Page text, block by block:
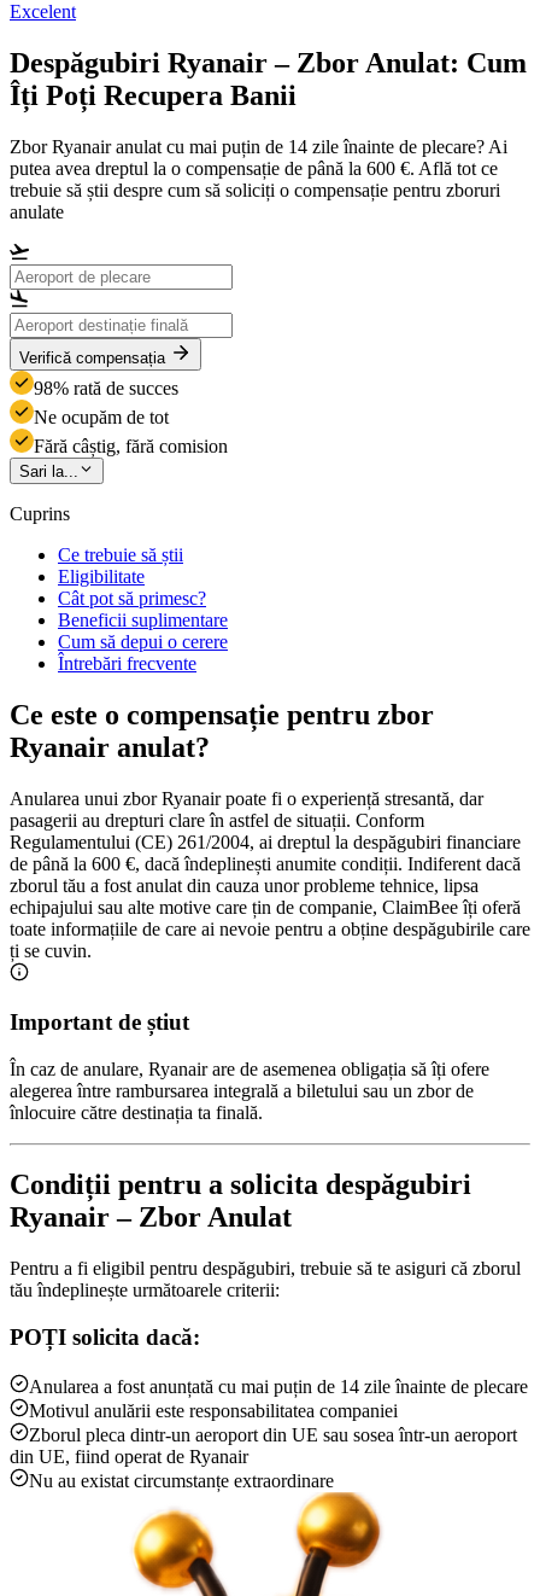
Excelent
Despăgubiri Ryanair – Zbor Anulat: Cum
Îți Poți Recupera Banii
Zbor Ryanair anulat cu mai puțin de 14 zile înainte de plecare? Ai
putea avea dreptul la o compensație de până la 600 €. Află tot ce
trebuie să știi despre cum să soliciți o compensație pentru zboruri
anulate
Verifică compensația
98% rată de succes
Ne ocupăm de tot
Fără câștig, fără comision
Sari la...
Cuprins
Ce trebuie să știi
Eligibilitate
Cât pot să primesc?
Beneficii suplimentare
Cum să depui o cerere
Întrebări frecvente
Ce este o compensație pentru zbor
Ryanair anulat?
Anularea unui zbor Ryanair poate fi o experiență stresantă, dar
pasagerii au drepturi clare în astfel de situații. Conform
Regulamentului (CE) 261/2004, ai dreptul la despăgubiri financiare
de până la 600 €, dacă îndeplinești anumite condiții. Indiferent dacă
zborul tău a fost anulat din cauza unor probleme tehnice, lipsa
echipajului sau alte motive care țin de companie, ClaimBee îți oferă
toate informațiile de care ai nevoie pentru a obține despăgubirile care
ți se cuvin.
Important de știut
În caz de anulare, Ryanair are de asemenea obligația să îți ofere
alegerea între rambursarea integrală a biletului sau un zbor de
înlocuire către destinația ta finală.
Condiții pentru a solicita despăgubiri
Ryanair – Zbor Anulat
Pentru a fi eligibil pentru despăgubiri, trebuie să te asiguri că zborul
tău îndeplinește următoarele criterii:
POȚI solicita dacă:
Anularea a fost anunțată cu mai puțin de 14 zile înainte de plecare
Motivul anulării este responsabilitatea companiei
Zborul pleca dintr-un aeroport din UE sau sosea într-un aeroport
din UE, fiind operat de Ryanair
Nu au existat circumstanțe extraordinare